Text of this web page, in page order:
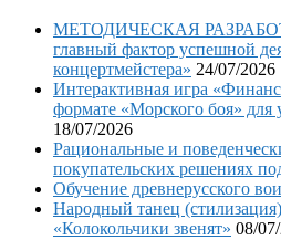
МЕТОДИЧЕСКАЯ
главный фактор успешной
концертмейстера» 24/07/2026
Интерактивная игра
формате «Морского боя» для
18/07/2026
Рациональные и
покупательских решениях
Обучение древнерусского
Народный танец
«Колокольчики звенят» 08/